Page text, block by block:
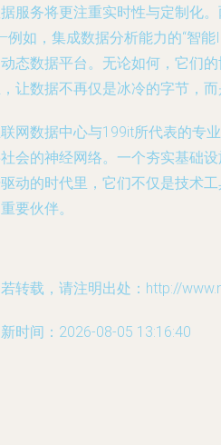
服务将更注重实时性与定制化
如，集成数据分析能力的“智能
态数据平台。无论如何，它们
让数据不再仅是冰冷的字节，而
网数据中心与199it所代表的专
会的神经网络。一个夯实基础
动的时代里，它们不仅是技术
要伙伴。
转载，请注明出处：http://
时间：2026-08-05 13:16:40